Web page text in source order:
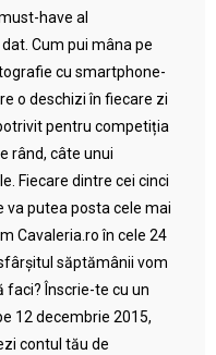
have al
Cum pui mâna pe
cu smartphone-
o deschizi în fiecare zi
pentru competiția
rând, câte unui
Fiecare dintre cei cinci
putea posta cele mai
Cavaleria.ro în cele 24
săptămânii vom
faci? Înscrie-te cu un
12 decembrie 2015,
contul tău de